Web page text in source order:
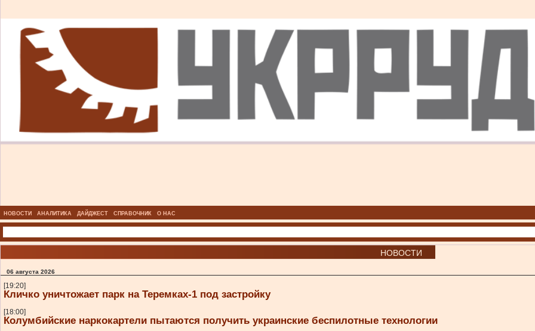
НОВОСТИ АНАЛИТИКА ДАЙДЖЕСТ СПРАВОЧНИК О НАС
НОВОСТИ
06 августа 2026
[19:20]
Кличко уничтожает парк на Теремках-1 под застройку
[18:00]
Колумбийские наркокартели пытаются получить украинские беспилотные технологии